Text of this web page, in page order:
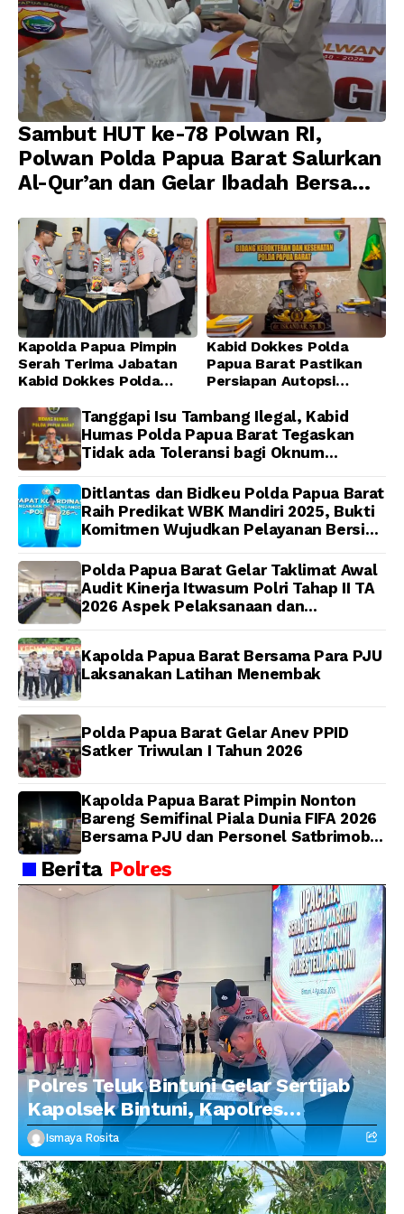
Sambut HUT ke-78 Polwan RI,
Polwan Polda Papua Barat Salurkan
Al-Qur’an dan Gelar Ibadah Bersama
Kapolda Papua Pimpin
Serah Terima Jabatan
Kabid Dokkes Polda
Kabid Dokkes Polda
Papua Barat Pastikan
Persiapan Autopsi
Papua Barat Yanto
Idorway Telah Matang,
Pelaksanaan
Dijadwalkan Kamis
Tanggapi Isu Tambang Ilegal, Kabid
Humas Polda Papua Barat Tegaskan
Tidak ada Toleransi bagi Oknum
Ditlantas dan Bidkeu Polda Papua Barat
Raih Predikat WBK Mandiri 2025, Bukti
Komitmen Wujudkan Pelayanan Bersih
Polda Papua Barat Gelar Taklimat Awal
Audit Kinerja Itwasum Polri Tahap II TA
2026 Aspek Pelaksanaan dan
Kapolda Papua Barat Bersama Para PJU
Laksanakan Latihan Menembak
Polda Papua Barat Gelar Anev PPID
Satker Triwulan I Tahun 2026
Kapolda Papua Barat Pimpin Nonton
Bareng Semifinal Piala Dunia FIFA 2026
Bersama PJU dan Personel Satbrimob
Berita Polres
Polres Teluk Bintuni Gelar Sertijab
Kapolsek Bintuni, Kapolres
Tekankan Profesionalisme dan
Penguatan Sinergitas
Ismaya Rosita